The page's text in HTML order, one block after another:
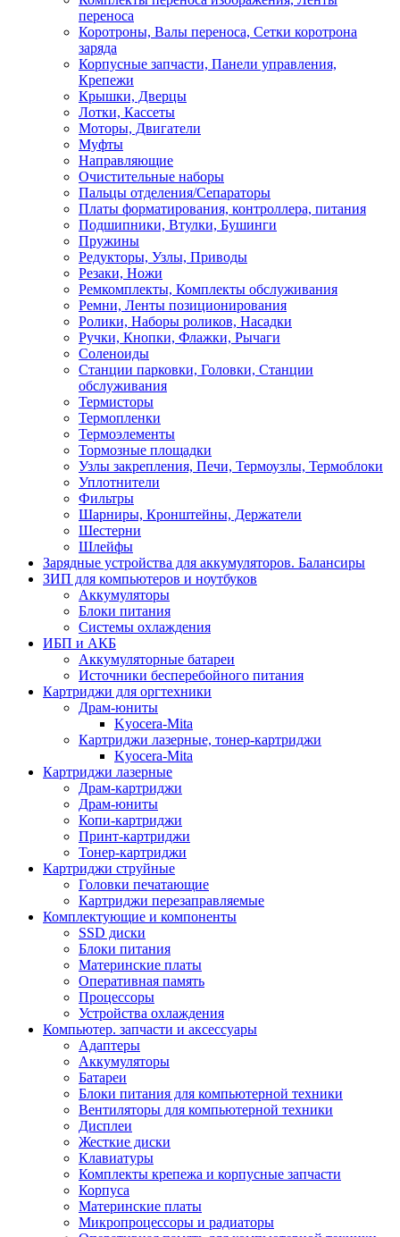
переноса
Коротроны, Валы переноса, Сетки коротрона
заряда
Корпусные запчасти, Панели управления,
Крепежи
Крышки, Дверцы
Лотки, Кассеты
Моторы, Двигатели
Муфты
Направляющие
Очистительные наборы
Пальцы отделения/Сепараторы
Платы форматирования, контроллера, питания
Подшипники, Втулки, Бушинги
Пружины
Редукторы, Узлы, Приводы
Резаки, Ножи
Ремкомплекты, Комплекты обслуживания
Ремни, Ленты позиционирования
Ролики, Наборы роликов, Насадки
Ручки, Кнопки, Флажки, Рычаги
Соленоиды
Станции парковки, Головки, Станции
обслуживания
Термисторы
Термопленки
Термоэлементы
Тормозные площадки
Узлы закрепления, Печи, Термоузлы, Термоблоки
Уплотнители
Фильтры
Шарниры, Кронштейны, Держатели
Шестерни
Шлейфы
Зарядные устройства для аккумуляторов. Балансиры
ЗИП для компьютеров и ноутбуков
Аккумуляторы
Блоки питания
Системы охлаждения
ИБП и АКБ
Аккумуляторные батареи
Источники бесперебойного питания
Картриджи для оргтехники
Драм-юниты
Kyocera-Mita
Картриджи лазерные, тонер-картриджи
Kyocera-Mita
Картриджи лазерные
Драм-картриджи
Драм-юниты
Копи-картриджи
Принт-картриджи
Тонер-картриджи
Картриджи струйные
Головки печатающие
Картриджи перезаправляемые
Комплектующие и компоненты
SSD диски
Блоки питания
Материнские платы
Оперативная память
Процессоры
Устройства охлаждения
Компьютер. запчасти и аксессуары
Адаптеры
Аккумуляторы
Батареи
Блоки питания для компьютерной техники
Вентиляторы для компьютерной техники
Дисплеи
Жесткие диски
Клавиатуры
Комплекты крепежа и корпусные запчасти
Корпуса
Материнские платы
Микропроцессоры и радиаторы